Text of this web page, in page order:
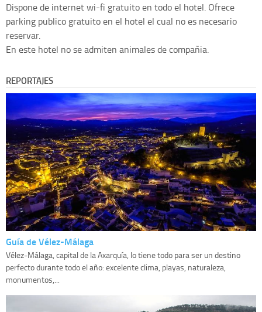
Dispone de internet wi-fi gratuito en todo el hotel. Ofrece
parking publico gratuito en el hotel el cual no es necesario
reservar.
En este hotel no se admiten animales de compañia.
REPORTAJES
Guía de Vélez-Málaga
Vélez-Málaga, capital de la Axarquía, lo tiene todo para ser un destino
perfecto durante todo el año: excelente clima, playas, naturaleza,
monumentos,...